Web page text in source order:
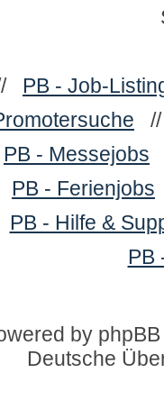
PB - Job-
PB - Messejobs
PB - Ferienjobs
PB - Hilfe &
PB
by phpBB
Deutsche